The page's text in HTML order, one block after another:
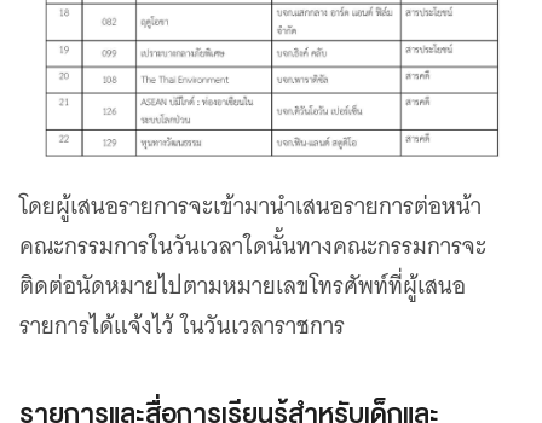
โดยผู้เสนอรายการจะเข้ามานำเสนอรายการต่อหน้า
คณะกรรมการในวันเวลาใดนั้นทางคณะกรรมการจะ
ติดต่อนัดหมายไปตามหมายเลขโทรศัพท์ที่ผู้เสนอ
รายการได้แจ้งไว้ ในวันเวลาราชการ
รายการและสื่อการเรียนรู้สำหรับเด็กและ